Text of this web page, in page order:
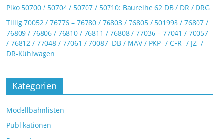
Piko 50700 / 50704 / 50707 / 50710: Baureihe 62 DB / DR / DRG
Tillig 70052 / 76776 – 76780 / 76803 / 76805 / 501998 / 76807 /
76809 / 76806 / 76810 / 76811 / 76808 / 77036 – 77041 / 70057
/ 76812 / 77048 / 77061 / 70087: DB / MAV / PKP- / CFR- / JZ- /
DR-Kühlwagen
Kategorien
Modellbahnlisten
Publikationen